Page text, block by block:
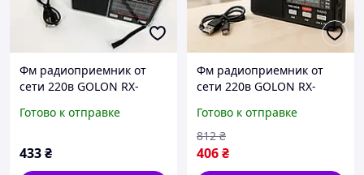
Фм радиоприемник от
сети 220в GOLON RX-
ретро на батарейках QJ-
Готово к отправке
433₴
Фм радиоприемник от
сети 220в GOLON RX-
приемник от сети,
Радиоприемник удобный
PG-27
Готово к отправке
406₴
812 ₴